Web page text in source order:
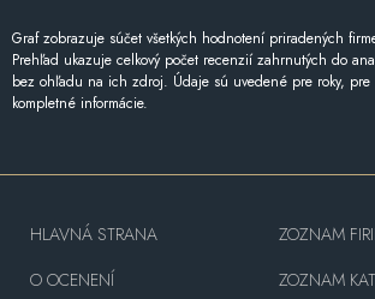
Graf zobrazuje súčet všetkých hodnotení priradených
Prehľad ukazuje celkový počet recenzií zahrnutých do
bez ohľadu na ich zdroj. Údaje sú uvedené pre roky,
kompletné informácie.
HLAVNÁ STRANA
O OCENENÍ
ZOZNAM
ZOZNAM